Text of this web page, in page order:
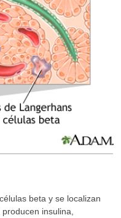
beta y se localizan
insulina,